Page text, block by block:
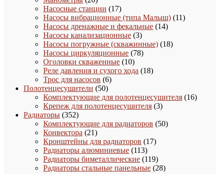
товаров
Насосные станции 1717
товаров
Насосы вибрационные (типа Малыш) 1111
Насосы дренажные и фекальные 1414
Насосы канализационные 33
товара
Насосы погружные (скважинные) 1818
Насосы циркуляционные 7878
Оголовки скваженные 1010
товаров
Реле давления и сухого хода 1818
Трос для насосов 66
Полотенцесушители 5050
товаров
Комплектующие для полотенцесушителя 1616
Крепеж для полотенцесушителя 33
Радиаторы 352352
товара
Комплектующие для радиаторов 5050
Конвектора 2121
товар
Кронштейны для радиаторов 1717
Радиаторы алюминиевые 113113
товаров
Радиаторы биметаллические 119119
товаров
Радиаторы стальные панельные 2828